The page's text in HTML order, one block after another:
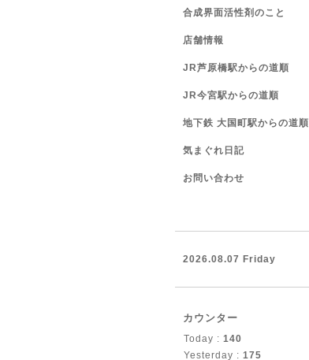
合成界面活性剤のこと
店舗情報
JR芦原橋駅からの道順
JR今宮駅からの道順
地下鉄 大国町駅からの道順
気まぐれ日記
お問い合わせ
2026.08.07 Friday
カウンター
Today : 140
Yesterday : 175